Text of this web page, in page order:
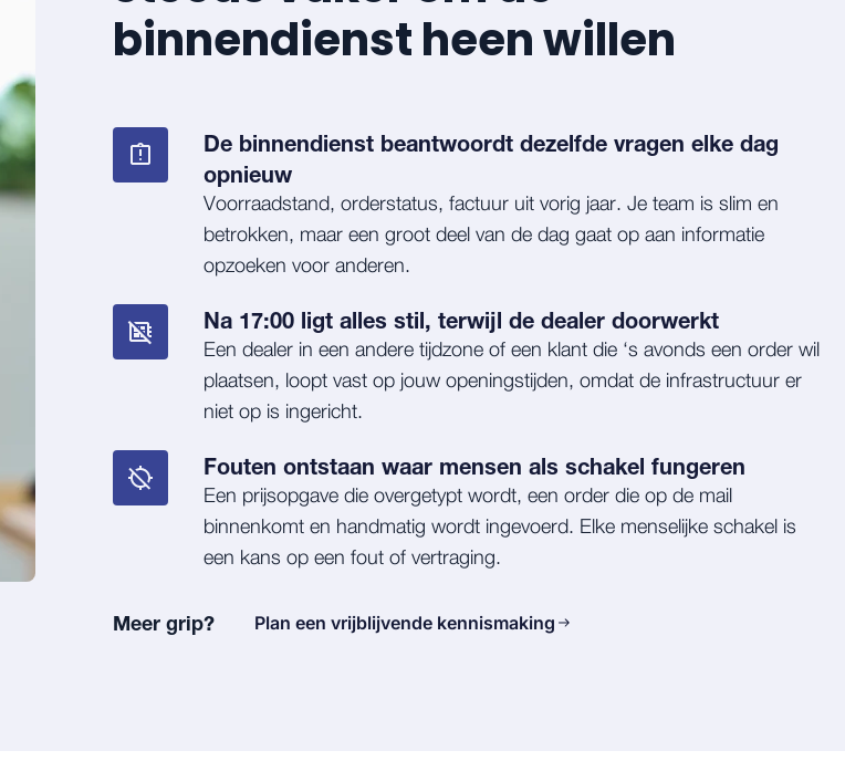
binnendienst heen willen
De binnendienst beantwoordt dezelfde vragen elke dag
opnieuw
Voorraadstand, orderstatus, factuur uit vorig jaar. Je team is slim en
betrokken, maar een groot deel van de dag gaat op aan informatie
opzoeken voor anderen.
Na 17:00 ligt alles stil, terwijl de dealer doorwerkt
Een dealer in een andere tijdzone of een klant die ‘s avonds een order wil
plaatsen, loopt vast op jouw openingstijden, omdat de infrastructuur er
niet op is ingericht.
Fouten ontstaan waar mensen als schakel fungeren
Een prijsopgave die overgetypt wordt, een order die op de mail
binnenkomt en handmatig wordt ingevoerd. Elke menselijke schakel is
een kans op een fout of vertraging.
Meer grip? Plan een vrijblijvende kennismaking